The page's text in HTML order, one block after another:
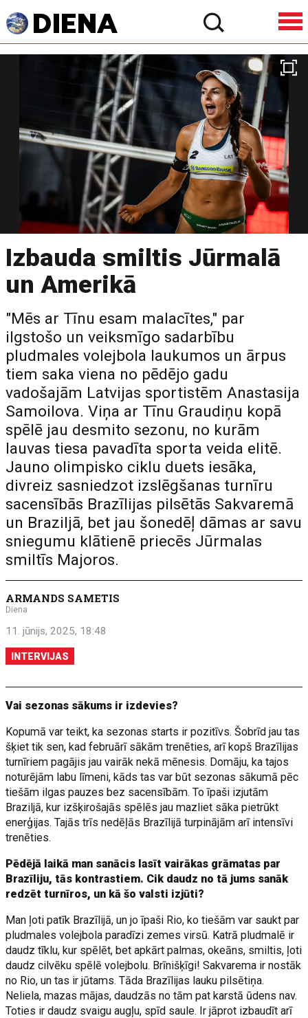
Izbauda smiltis Jūrmalā
un Amerikā
"Mēs ar Tīnu esam malacītes," par
ilgstošo un veiksmīgo sadarbību
pludmales volejbola laukumos un ārpus
tiem saka viena no pēdējo gadu
vadošajām Latvijas sportistēm Anastasija
Samoilova. Viņa ar Tīnu Graudiņu kopā
spēlē jau desmito sezonu, no kurām
lauvas tiesa pavadīta sporta veida elitē.
Jauno olimpisko ciklu duets iesāka,
divreiz sasniedzot izslēgšanas turnīru
sacensībās Brazīlijas pilsētās Sakvaremā
un Braziljā, bet jau šonedēļ dāmas ar savu
sniegumu klātienē priecēs Jūrmalas
smiltīs Majoros.
ARMANDS SAMETIS
Diena
11. jūnijs, 2025, 18:48
INTERVIJAS
Vai sezonas sākums ir izdevies?
Kopumā var teikt, ka sezonas starts ir pozitīvs. Šobrīd jau tas
šķiet tik sen, kad februārī sākām trenēties, arī kopš Brazīlijas
turnīriem pagājis jau vairāk nekā mēnesis. Domāju, ka tajos
noturējām labu līmeni, kāds tas var būt sezonas sākumā pēc
tiešām ilgas pauzes bez sacensībām. To īpaši izjutām
Braziljā, kur izšķirošajās spēlēs jau mazliet sāka pietrūkt
enerģijas. Tajās trīs nedēļās Brazīlijā turpinājām arī intensīvi
trenēties.
Pēdējā laikā man sanācis lasīt vairākas grāmatas par
Brazīliju, tās kontrastiem. Cik daudz no tā jums sanāk
redzēt turnīros, un kā šo valsti izjūti?
Man ļoti patīk Brazīlijā, un jo īpaši Rio, ko tiešām var saukt par
pludmales volejbola paradīzi zemes virsū. Katrā pludmalē ir
daudz tīklu, kur spēlēt, bet apkārt palmas, okeāns, smiltis, ļoti
daudz cilvēku spēlē volejbolu. Brīnišķīgi! Sakvarema ir nostāk
no Rio, un tas ir jūtams. Tāda Brazīlijas lauku pilsētiņa.
Neliela, mazas mājas, daudzās no tām pat karstā ūdens nav.
Toties ir daudz svaigu augļu, spīd saule. Ir jāprot izbaudīt arī